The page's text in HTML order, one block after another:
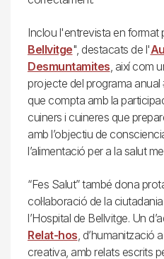
Inclou l'entrevista en format
Bellvitge", destacats de l'
Desmuntamites , així com
projecte del programa
que compta amb la
cuiners i cuineres que
amb l’objectiu de
l’alimentació per a la salut
“Fes Salut” també dona
col·laboració de la
l’Hospital de Bellvitge. Un
Relat-hos , d’humanització
creativa, amb relats escrits